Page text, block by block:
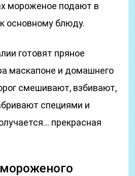
мороженое подают в
основному блюду.
готовят пряное
маскапоне и домашнего
смешивают, взбивают,
специями и
прекрасная